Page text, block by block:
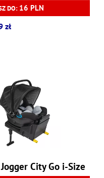
DO: 16 PLN
zł
City Go i-Size